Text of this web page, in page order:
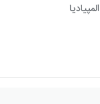
المپیادیا